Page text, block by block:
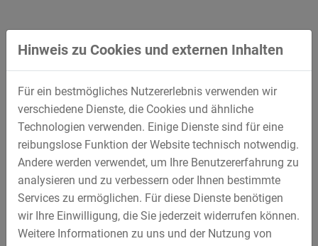
Tiefbau im Rahmen vorbereitender
archäologischer Arbeiten (VAA) für Projekt
SuedLink
Oberbodenabtragungen und Herstellung eines
Hinweis zu Cookies und externen Inhalten
Für ein bestmögliches Nutzererlebnis verwenden wir
verschiedene Dienste, die Cookies und ähnliche
Technologien verwenden. Einige Dienste sind für eine
reibungslose Funktion der Website technisch notwendig.
Andere werden verwendet, um Ihre Benutzererfahrung zu
analysieren und zu verbessern oder Ihnen bestimmte
Services zu ermöglichen. Für diese Dienste benötigen
wir Ihre Einwilligung, die Sie jederzeit widerrufen können.
Weitere Informationen zu uns und der Nutzung von